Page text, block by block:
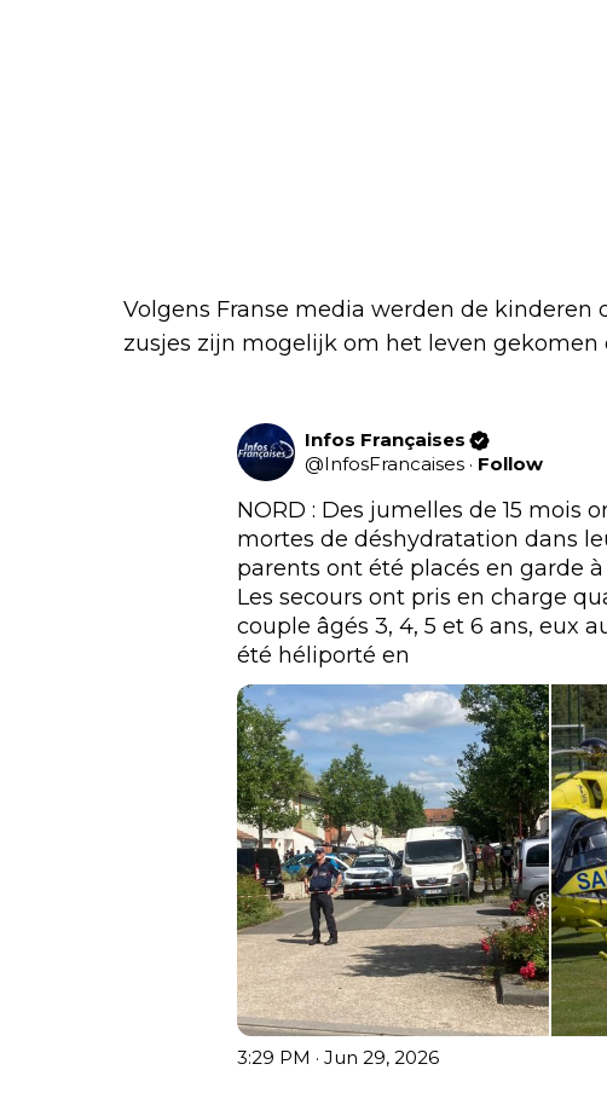
Volgens Franse media werden de kinderen
zusjes zijn mogelijk om het leven gekomen
Infos Françaises
@InfosFrancaises · Follow
NORD : Des jumelles de 15 mois
mortes de déshydratation dans
parents ont été placés en garde à
Les secours ont pris en charge
couple âgés 3, 4, 5 et 6 ans, eux
été héliporté en
3:29 PM · Jun 29, 2026